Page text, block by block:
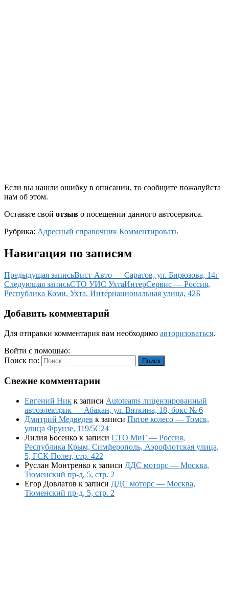
Если вы нашли ошибку в описании, то сообщите пожалуйста
нам об этом.
Оставьте свой отзыв о посещении данного автосервиса.
Рубрика: Адресный справочник Комментировать
Навигация по записям
Предыдущая записьВист-Авто — Саратов, ул. Бирюзова, 14г
Следующая записьСТО УИС УхтаИнтерСервис — Россия,
Республика Коми, Ухта, Интернациональная улица, 42Б
Добавить комментарий
Для отправки комментария вам необходимо авторизоваться.
Войти с помощью:
Поиск по:
Поиск
Свежие комментарии
Евгений Ник к записи Autoteams лицензированный
автоэлектрик — Абакан, ул. Вяткина, 18, бокс № 6
Дмитрий Медведев к записи Пятое колесо — Томск,
улица Фрунзе, 119/5С24
Лилия Босенко к записи СТО МиГ — Россия,
Республика Крым, Симферополь, Аэрофлотская улица,
5, ГСК Полет, стр. 422
Руслан Монтренко к записи ДДС моторс — Москва,
Тюменский пр-д, 5, стр. 2
Егор Довлатов к записи ДДС моторс — Москва,
Тюменский пр-д, 5, стр. 2